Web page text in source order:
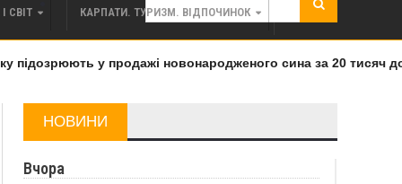
СВІТ КАРПАТИ. ТУРИЗМ. ВІДПОЧИНОК
у продажі новонародженого сина за 20 тисяч
НОВИНИ
Вчора